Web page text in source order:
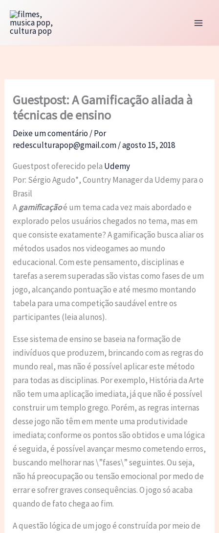
para
Guestpost: A Gamificação aliada à
técnicas de ensino
Deixe um comentário/ Por
redesculturapop@gmail.com/agosto 15, 2018
Guestpost oferecido pela Udemy
Por: Sérgio Agudo*, Country Manager da Udemy para o
Brasil
Agamificaçãoé um tema cada vez mais abordado e
explorado pelos usuários chegados no tema, mas em
que consiste exatamente? A gamificação busca aliar os
métodos usados nos videogames ao mundo
educacional. Com este pensamento, disciplinas e
tarefas a serem superadas são vistas como fases de um
jogo, alcançando pontuação e até mesmo montando
tabela para uma competição saudável entre os
participantes (leia alunos).
Esse sistema de ensino se baseia na formação de
indivíduos que produzem, brincando com as regras do
mundo real, mas não é possível aplicar este método
para todas as disciplinas. Por exemplo, História da Arte
não tem uma aplicação imediata, já que não é possível
construir um templo grego. Porém, as regras internas
desse jogo não têm em mente uma produtividade
imediata; conforme os pontos são obtidos e uma lógica
é seguida, é possível avançar mesmo cometendo erros,
buscando melhorar nas \”fases\” seguintes. Ou seja,
não há preocupação ou tensão emocional por medo de
errar e sofrer graves consequências. O jogo só acaba
quando de fato chega ao fim.
A questão lógica de um jogo é construída por meio de